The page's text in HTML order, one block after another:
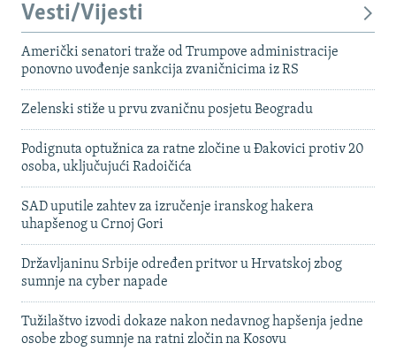
Vesti/Vijesti
Američki senatori traže od Trumpove administracije
ponovno uvođenje sankcija zvaničnicima iz RS
Zelenski stiže u prvu zvaničnu posjetu Beogradu
Podignuta optužnica za ratne zločine u Đakovici protiv 20
osoba, uključujući Radoičića
SAD uputile zahtev za izručenje iranskog hakera
uhapšenog u Crnoj Gori
Državljaninu Srbije određen pritvor u Hrvatskoj zbog
sumnje na cyber napade
Tužilaštvo izvodi dokaze nakon nedavnog hapšenja jedne
osobe zbog sumnje na ratni zločin na Kosovu